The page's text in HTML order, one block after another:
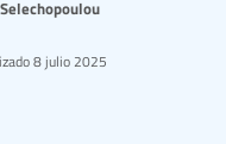
8 julio 2025